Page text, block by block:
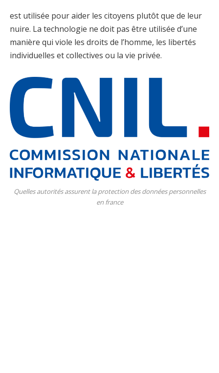
est utilisée pour aider les citoyens plutôt que de leur
nuire. La technologie ne doit pas être utilisée d’une
manière qui viole les droits de l’homme, les libertés
individuelles et collectives ou la vie privée.
Quelles autorités assurent la protection des données personnelles
en france